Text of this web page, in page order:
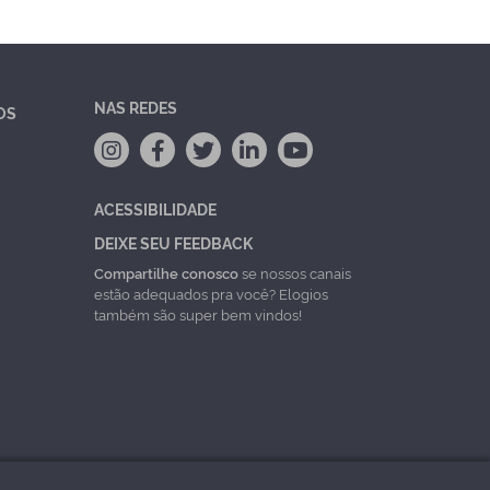
NAS REDES
ACESSIBILIDADE
DEIXE SEU FEEDBACK
Compartilhe conoscose nossos canais
estão adequados pra você? Elogios
também são super bem vindos!